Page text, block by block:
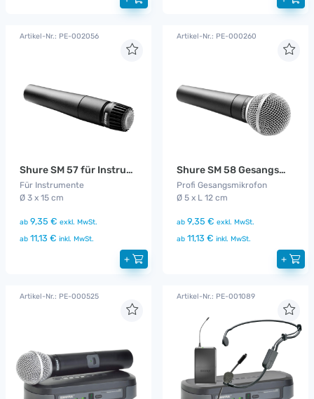
Artikel-Nr.: PE-002056
Shure SM 57 für Instrumentenabnahme
Für Instrumente
Ø 3 x 15 cm
ab 9,35 € exkl. MwSt.
ab 11,13 € inkl. MwSt.
+
Artikel-Nr.: PE-000260
Shure SM 58 Gesangsmikrofon
Profi Gesangsmikrofon
Ø 5 x L 12 cm
ab 9,35 € exkl. MwSt.
ab 11,13 € inkl. MwSt.
+
Artikel-Nr.: PE-000525 Artikel-Nr.: PE-001089